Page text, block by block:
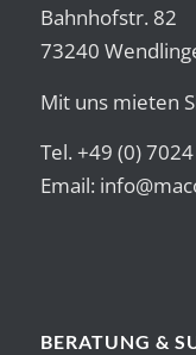
Bahnhofstr. 82
73240
Mit uns mieten
Tel. +49 (0)
Email:
BERATUNG &